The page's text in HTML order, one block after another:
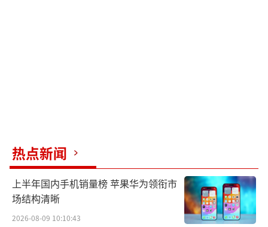
热点新闻
上半年国内手机销量榜 苹果华为领衔市
场结构清晰
2026-08-09 10:10:43